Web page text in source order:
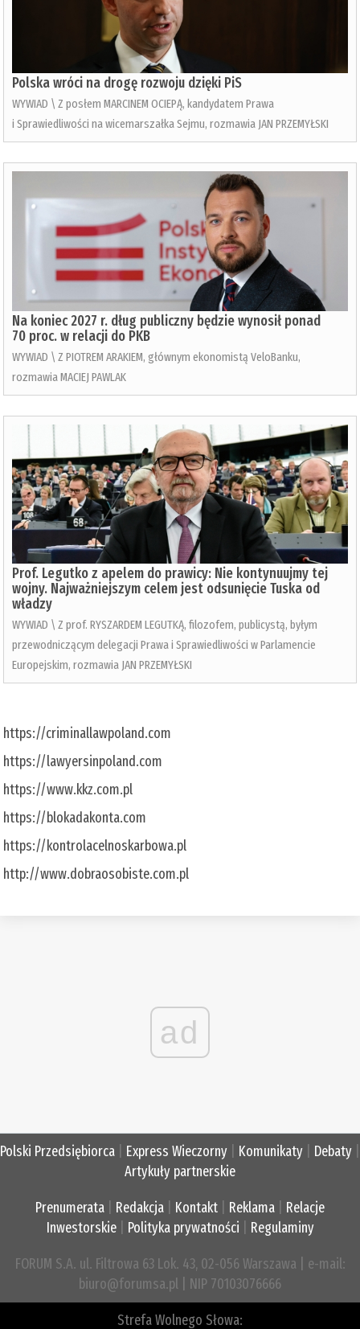
Polska wróci na drogę rozwoju dzięki PiS
WYWIAD \ Z posłem MARCINEM OCIEPĄ, kandydatem Prawa
i Sprawiedliwości na wicemarszałka Sejmu, rozmawia JAN PRZEMYŁSKI
Na koniec 2027 r. dług publiczny będzie wynosił ponad
70 proc. w relacji do PKB
WYWIAD \ Z PIOTREM ARAKIEM, głównym ekonomistą VeloBanku,
rozmawia MACIEJ PAWLAK
Prof. Legutko z apelem do prawicy: Nie kontynuujmy tej
wojny. Najważniejszym celem jest odsunięcie Tuska od
władzy
WYWIAD \ Z prof. RYSZARDEM LEGUTKĄ, filozofem, publicystą, byłym
przewodniczącym delegacji Prawa i Sprawiedliwości w Parlamencie
Europejskim, rozmawia JAN PRZEMYŁSKI
https://criminallawpoland.com
https://lawyersinpoland.com
https://www.kkz.com.pl
https://blokadakonta.com
https://kontrolacelnoskarbowa.pl
http://www.dobraosobiste.com.pl
ad
Polski Przedsiębiorca Express Wieczorny Komunikaty Debaty
Artykuły partnerskie
Prenumerata Redakcja Kontakt Reklama
Relacje
Inwestorskie| Polityka prywatności Regulaminy
FORUM S.A. ul. Filtrowa 63 Lok. 43, 02-056 Warszawa | e-mail:
biuro@forumsa.pl | NIP 70103076666
Strefa Wolnego Słowa: